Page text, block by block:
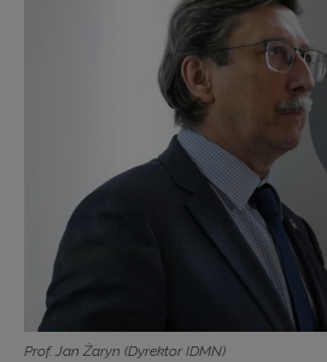
Prof. Jan Żaryn (Dyrektor IDMN)